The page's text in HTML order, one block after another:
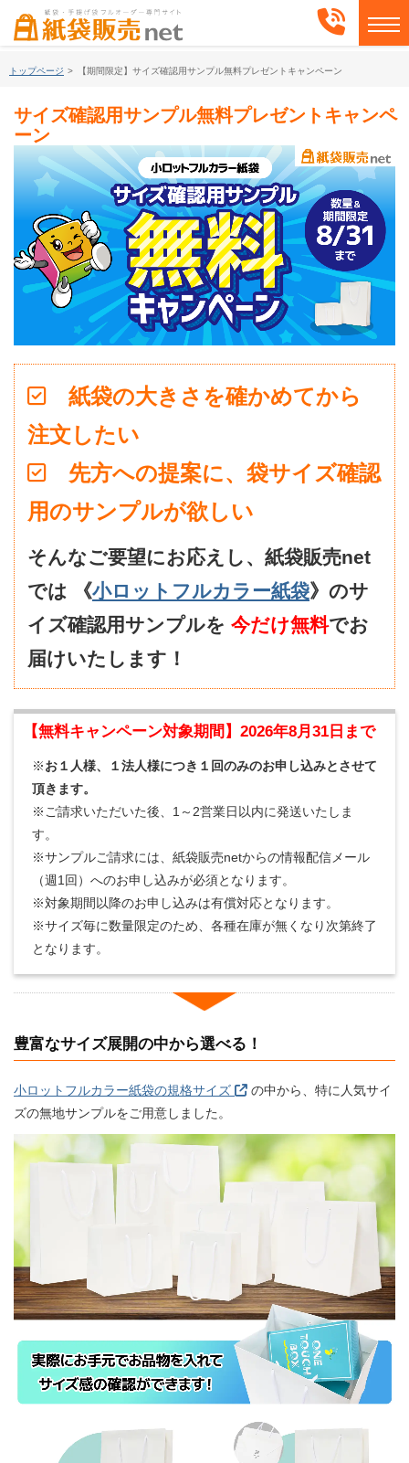
トップページ > 【期間限定】サイズ確認用サンプル無料プレゼントキャンペーン
サイズ確認用サンプル無料プレゼントキャンペ
ーン
紙袋の大きさを確かめてから
注文したい
先方への提案に、袋サイズ確認
用のサンプルが欲しい
そんなご要望にお応えし、紙袋販売net
では 《小ロットフルカラー紙袋》のサ
イズ確認用サンプルを 今だけ無料でお
届けいたします！
【無料キャンペーン対象期間】2026年8月31日まで
※お１人様、１法人様につき１回のみのお申し込みとさせて
頂きます。
※ご請求いただいた後、1～2営業日以内に発送いたしま
す。
※サンプルご請求には、紙袋販売netからの情報配信メール
（週1回）へのお申し込みが必須となります。
※対象期間以降のお申し込みは有償対応となります。
※サイズ毎に数量限定のため、各種在庫が無くなり次第終了
となります。
豊富なサイズ展開の中から選べる！
小ロットフルカラー紙袋の規格サイズ
の中から、特に人気サイ
ズの無地サンプルをご用意しました。